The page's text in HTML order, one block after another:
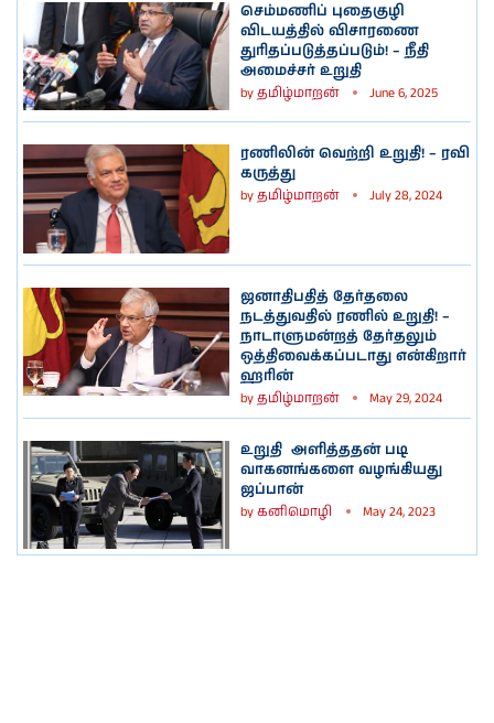
செம்மணிப் புதைகுழி
விடயத்தில் விசாரணை
துரிதப்படுத்தப்படும்! – நீதி
அமைச்சர் உறுதி
byதமிழ்மாறன் June 6, 2025
ரணிலின் வெற்றி உறுதி! – ரவி
கருத்து
byதமிழ்மாறன் July 28, 2024
ஜனாதிபதித் தேர்தலை
நடத்துவதில் ரணில் உறுதி! –
நாடாளுமன்றத் தேர்தலும்
ஒத்திவைக்கப்படாது என்கிறார்
ஹரின்
byதமிழ்மாறன் May 29, 2024
உறுதி அளித்ததன் படி
வாகனங்களை வழங்கியது
ஜப்பான்
byகனிமொழி May 24, 2023